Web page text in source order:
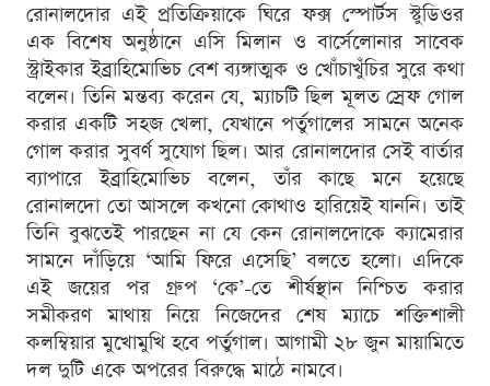
রোনালদোর এই প্রতিক্রিয়াকে ঘিরে ফক্স স্পোর্টস স্টুডিওর
এক বিশেষ অনুষ্ঠানে এসি মিলান ও বার্সেলোনার সাবেক
স্ট্রাইকার ইব্রাহিমোভিচ বেশ ব্যঙ্গাত্মক ও খোঁচাখুঁচির সুরে কথা
বলেন। তিনি মন্তব্য করেন যে, ম্যাচটি ছিল মূলত স্রেফ গোল
করার একটি সহজ খেলা, যেখানে পর্তুগালের সামনে অনেক
গোল করার সুবর্ণ সুযোগ ছিল। আর রোনালদোর সেই বার্তার
ব্যাপারে ইব্রাহিমোভিচ বলেন, তাঁর কাছে মনে হয়েছে
রোনালদো তো আসলে কখনো কোথাও হারিয়েই যাননি। তাই
তিনি বুঝতেই পারছেন না যে কেন রোনালদোকে ক্যামেরার
সামনে দাঁড়িয়ে ‘আমি ফিরে এসেছি’ বলতে হলো। এদিকে
এই জয়ের পর গ্রুপ ‘কে’-তে শীর্ষস্থান নিশ্চিত করার
সমীকরণ মাথায় নিয়ে নিজেদের শেষ ম্যাচে শক্তিশালী
কলম্বিয়ার মুখোমুখি হবে পর্তুগাল। আগামী ২৮ জুন মায়ামিতে
দল দুটি একে অপরের বিরুদ্ধে মাঠে নামবে।